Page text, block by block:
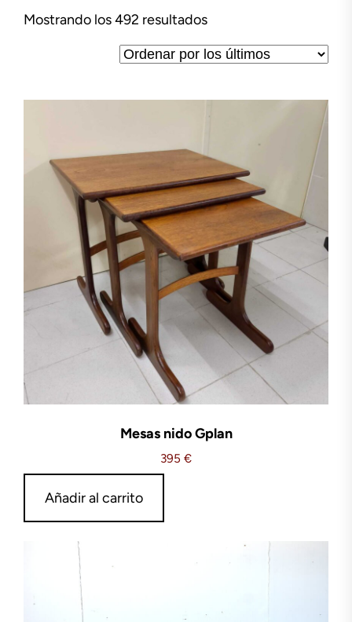
Mostrando los 492 resultadosOrdenado
los
Mesas nido Gplan
395 €
Añadir al carrito